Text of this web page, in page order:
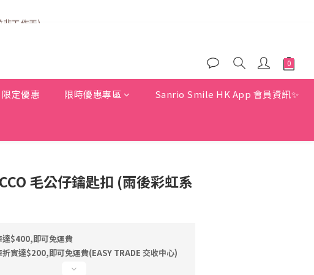
定優惠 限時優惠專區 Sanrio Smile HK App 會員資訊✨
毛公仔鑰匙扣 (雨後彩虹系
達$400,即可免運費
實達$200,即可免運費(EASY TRADE 交收中心)